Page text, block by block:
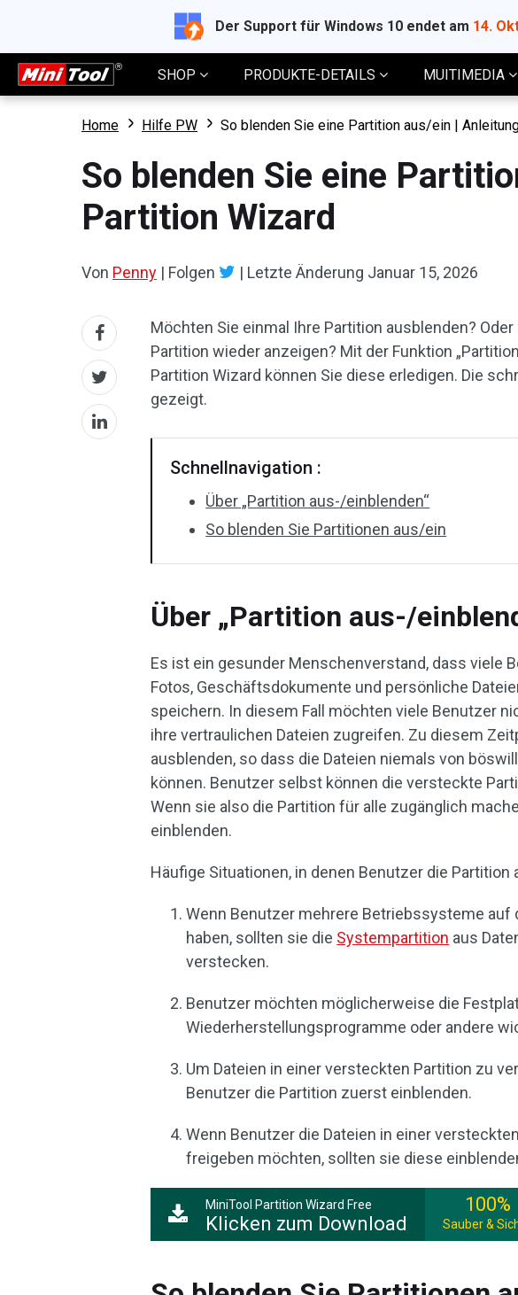
Der Support für Windows 10 endet am 14.
SHOP PRODUKTE-DETAILS MUITIMEDIA
Home Hilfe PW So blenden Sie eine Partition aus/ein |
So blenden Sie eine
Partition Wizard
Von Penny | Folgen | Letzte Änderung Januar 15, 2026
Möchten Sie einmal Ihre Partition ausblenden?
Partition wieder anzeigen? Mit der Funktion
Partition Wizard können Sie diese erledigen. Die
gezeigt.
Schnellnavigation :
Über „Partition aus-/einblenden“
So blenden Sie Partitionen aus/ein
Über „Partition aus-/
Es ist ein gesunder Menschenverstand, dass viele
Fotos, Geschäftsdokumente und persönliche
speichern. In diesem Fall möchten viele Benutzer
ihre vertraulichen Dateien zugreifen. Zu diesem
ausblenden, so dass die Dateien niemals von
können. Benutzer selbst können die versteckte
Wenn sie also die Partition für alle zugänglich
einblenden.
Häufige Situationen, in denen Benutzer die
Wenn Benutzer mehrere Betriebssysteme
haben, sollten sie die Systempartition aus
verstecken.
Benutzer möchten möglicherweise die
Wiederherstellungsprogramme oder andere
Um Dateien in einer versteckten Partition zu
Benutzer die Partition zuerst einblenden.
Wenn Benutzer die Dateien in einer
freigeben möchten, sollten sie diese
MiniTool Partition Wizard Free
Klicken zum Download
100%
Sauber &